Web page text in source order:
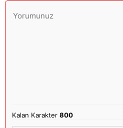
Kalan Karakter800